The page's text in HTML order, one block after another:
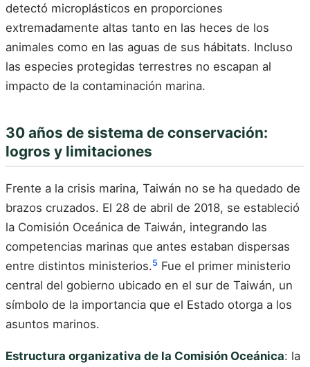
detectó microplásticos en proporciones
extremadamente altas tanto en las heces de los
animales como en las aguas de sus hábitats. Incluso
las especies protegidas terrestres no escapan al
impacto de la contaminación marina.
30 años de sistema de conservación:
logros y limitaciones
Frente a la crisis marina, Taiwán no se ha quedado de
brazos cruzados. El 28 de abril de 2018, se estableció
la Comisión Oceánica de Taiwán, integrando las
competencias marinas que antes estaban dispersas
entre distintos ministerios.5 Fue el primer ministerio
central del gobierno ubicado en el sur de Taiwán, un
símbolo de la importancia que el Estado otorga a los
asuntos marinos.
Estructura organizativa de la Comisión Oceánica: la